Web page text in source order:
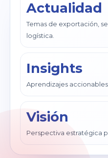
Actualidad
Temas de exportación,
logística.
Insights
Aprendizajes
Visión
Perspectiva estratégica